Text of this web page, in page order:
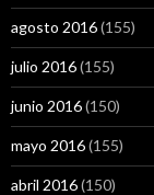
agosto 2016(155)
julio 2016(155)
junio 2016(150)
mayo 2016(155)
abril 2016(150)